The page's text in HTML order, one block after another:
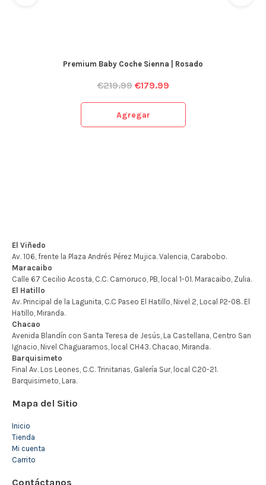
Premium Baby Coche Sienna | Rosado
€219.99 €179.99
Agregar
Mapa del Sitio
Inicio
Tienda
Mi cuenta
Carrito
Contáctanos